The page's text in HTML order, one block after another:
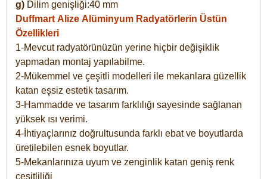
g) Dilim genişliği:40 mm
Duffmart Alize Alüminyum Radyatörlerin Üstün
Özellikleri
1-Mevcut radyatörünüzün yerine hiçbir değişiklik
yapmadan montaj yapılabilme.
2-Mükemmel ve çeşitli modelleri ile mekanlara güzellik
katan eşsiz estetik tasarım.
3-Hammadde ve tasarım farklılığı sayesinde sağlanan
yüksek ısı verimi.
4-İhtiyaçlarınız doğrultusunda farklı ebat ve boyutlarda
üretilebilen esnek boyutlar.
5-Mekanlarınıza uyum ve zenginlik katan geniş renk
çeşitliliği